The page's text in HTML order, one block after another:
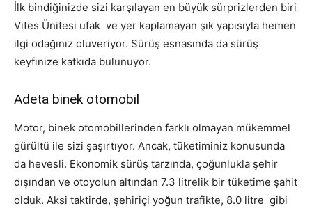
İlk bindiğinizde sizi karşılayan en büyük sürprizlerden biri
Vites Ünitesi ufak ve yer kaplamayan şık yapısıyla hemen
ilgi odağınız oluveriyor. Sürüş esnasında da sürüş
keyfinize katkıda bulunuyor.
Adeta binek otomobil
Motor, binek otomobillerinden farklı olmayan mükemmel
gürültü ile sizi şaşırtıyor. Ancak, tüketiminiz konusunda
da hevesli. Ekonomik sürüş tarzında, çoğunlukla şehir
dışından ve otoyolun altından 7.3 litrelik bir tüketime şahit
olduk. Aksi taktirde, şehiriçi yoğun trafikte, 8.0 litre gibi